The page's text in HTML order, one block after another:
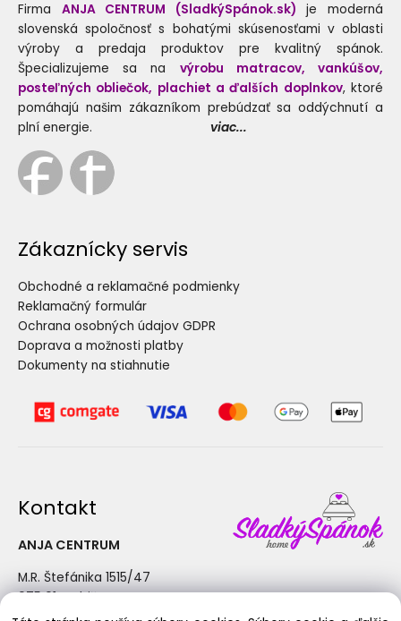
Firma ANJA CENTRUM (SladkýSpánok.sk) je moderná
slovenská spoločnosť s bohatými skúsenosťami v oblasti
výroby a predaja produktov pre kvalitný spánok.
Špecializujeme sa na výrobu matracov, vankúšov,
posteľných obliečok, plachiet a ďalších doplnkov, ktoré
pomáhajú našim zákazníkom prebúdzať sa oddýchnutí a
plní energie. viac...
Zákaznícky servis
Obchodné a reklamačné podmienky
Reklamačný formulár
Ochrana osobných údajov GDPR
Doprava a možnosti platby
Dokumenty na stiahnutie
Kontakt
ANJA CENTRUM
M.R. Štefánika 1515/47
075 01 Trebišov